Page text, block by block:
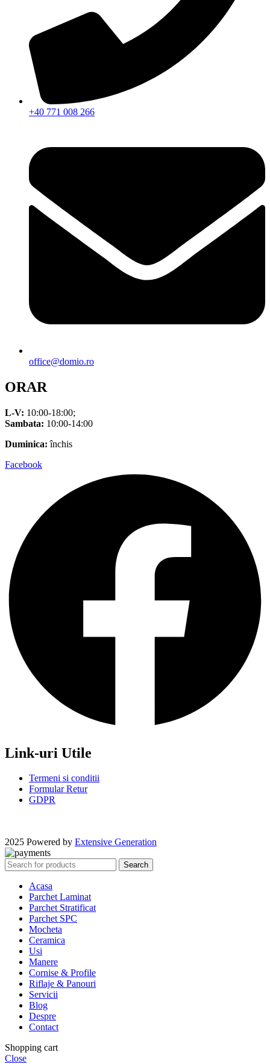
+40 771 008 266
office@domio.ro
ORAR
L-V: 10:00-18:00;
Sambata: 10:00-14:00
Duminica: închis
Facebook
Link-uri Utile
Termeni si conditii
Formular Retur
GDPR
2025 Powered by Extensive Generation
Search
Acasa
Parchet Laminat
Parchet Stratificat
Parchet SPC
Mocheta
Ceramica
Usi
Manere
Cornise & Profile
Riflaje & Panouri
Servicii
Blog
Despre
Contact
Shopping cart
Close